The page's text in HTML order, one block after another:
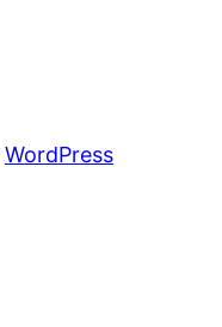
WordPress